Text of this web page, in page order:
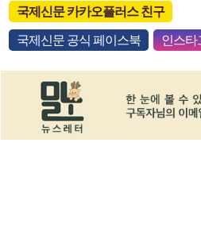
국제신문 카카오플러스 친구
국제신문 공식 페이스북 인스타